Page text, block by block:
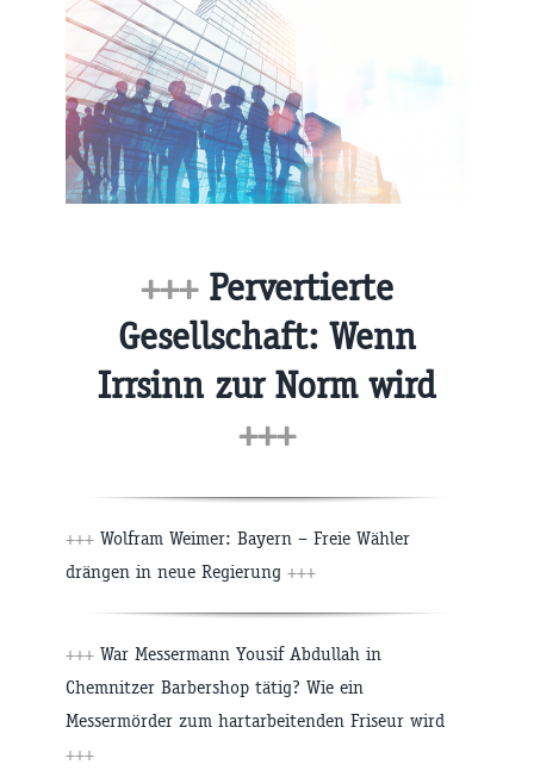
+++ Pervertierte
Gesellschaft: Wenn
Irrsinn zur Norm wird
+++
+++ Wolfram Weimer: Bayern – Freie Wähler
drängen in neue Regierung +++
+++ War Messermann Yousif Abdullah in
Chemnitzer Barbershop tätig? Wie ein
Messermörder zum hartarbeitenden Friseur wird
+++